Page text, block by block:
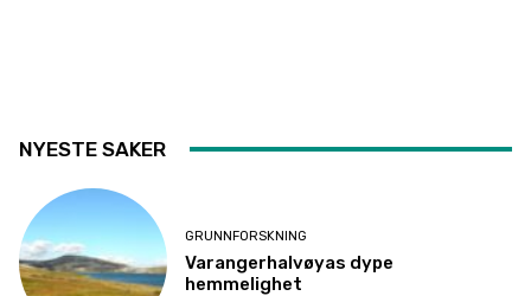
NYESTE SAKER
GRUNNFORSKNING
Varangerhalvøyas dype
hemmelighet